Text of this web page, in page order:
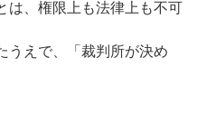
は、権限上も法律上も不可
うえで、「裁判所が決め